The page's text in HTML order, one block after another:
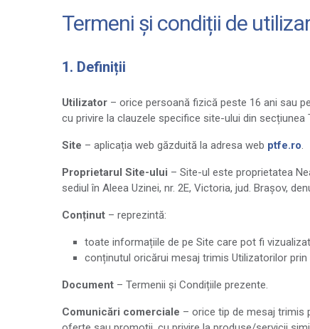
Termeni și condiții de
1. Definiții
Utilizator – orice persoană fizică peste 16 ani sau
cu privire la clauzele specifice site-ului din secțiunea
Site – aplicația web găzduită la adresa web ptfe.ro.
Proprietarul Site-ului – Site-ul este proprietatea
sediul în Aleea Uzinei, nr. 2E, Victoria, jud. Brașov,
Conținut – reprezintă:
toate informațiile de pe Site care pot fi
conținutul oricărui mesaj trimis Utilizatorilor
Document – Termenii și Condițiile prezente.
Comunicări comerciale – orice tip de mesaj trimis